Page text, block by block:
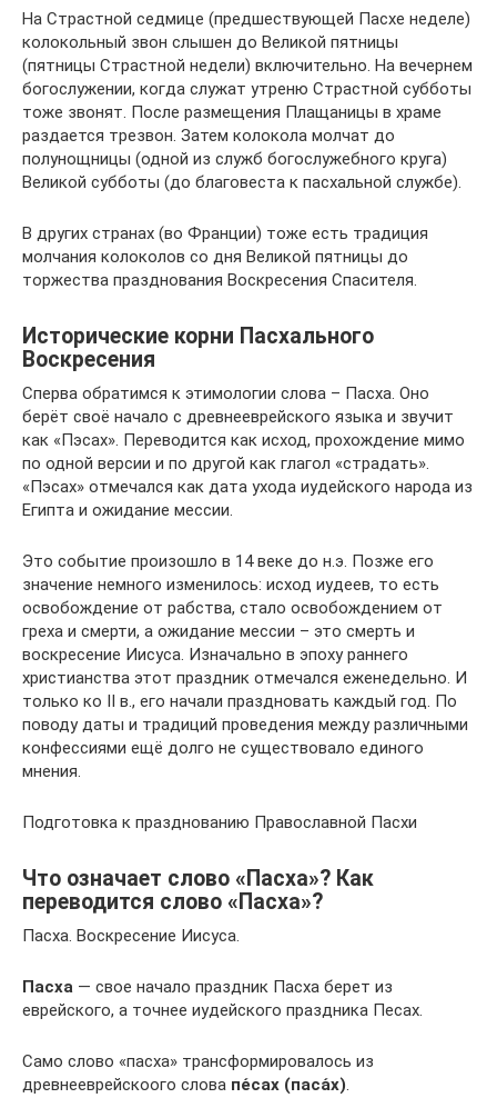
На Страстной седмице (предшествующей Пасхе неделе)
колокольный звон слышен до Великой пятницы
(пятницы Страстной недели) включительно. На вечернем
богослужении, когда служат утреню Страстной субботы
тоже звонят. После размещения Плащаницы в храме
раздается трезвон. Затем колокола молчат до
полунощницы (одной из служб богослужебного круга)
Великой субботы (до благовеста к пасхальной службе).
В других странах (во Франции) тоже есть традиция
молчания колоколов со дня Великой пятницы до
торжества празднования Воскресения Спасителя.
Исторические корни Пасхального
Воскресения
Сперва обратимся к этимологии слова – Пасха. Оно
берёт своё начало с древнееврейского языка и звучит
как «Пэсах». Переводится как исход, прохождение мимо
по одной версии и по другой как глагол «страдать».
«Пэсах» отмечался как дата ухода иудейского народа из
Египта и ожидание мессии.
Это событие произошло в 14 веке до н.э. Позже его
значение немного изменилось: исход иудеев, то есть
освобождение от рабства, стало освобождением от
греха и смерти, а ожидание мессии – это смерть и
воскресение Иисуса. Изначально в эпоху раннего
христианства этот праздник отмечался еженедельно. И
только ко II в., его начали праздновать каждый год. По
поводу даты и традиций проведения между различными
конфессиями ещё долго не существовало единого
мнения.
Подготовка к празднованию Православной Пасхи
Что означает слово «Пасха»? Как
переводится слово «Пасха»?
Пасха. Воскресение Иисуса.
Пасха — свое начало праздник Пасха берет из
еврейского, а точнее иудейского праздника Песах.
Само слово «пасха» трансформировалось из
древнееврейскоого слова пе́сах (паса́х).